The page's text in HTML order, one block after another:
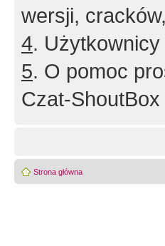
wersji,
4.
5. O pomoc
Czat-
Strona główna